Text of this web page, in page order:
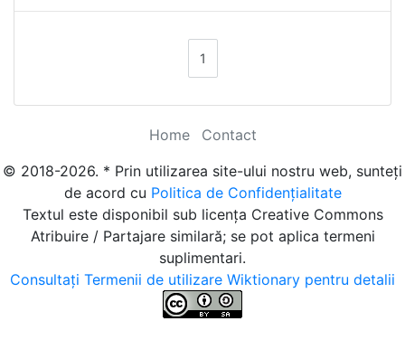
1
Home
Contact
© 2018-2026. * Prin utilizarea site-ului nostru web, sunteți
de acord cu Politica de Confidențialitate
Textul este disponibil sub licența Creative Commons
Atribuire / Partajare similară; se pot aplica termeni
suplimentari.
Consultați Termenii de utilizare Wiktionary pentru detalii